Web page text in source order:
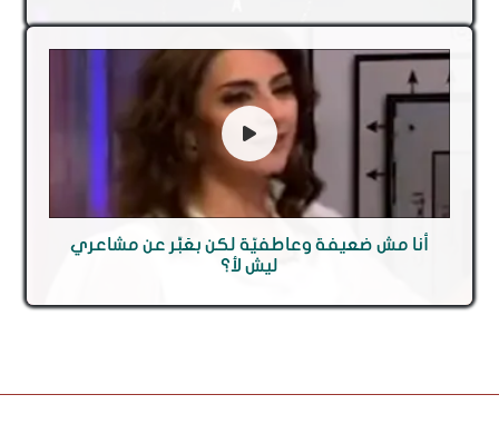
أنا مش ضعيفة وعاطفيّة لكن بعَبِّر عن مشاعري
ليش لأ؟